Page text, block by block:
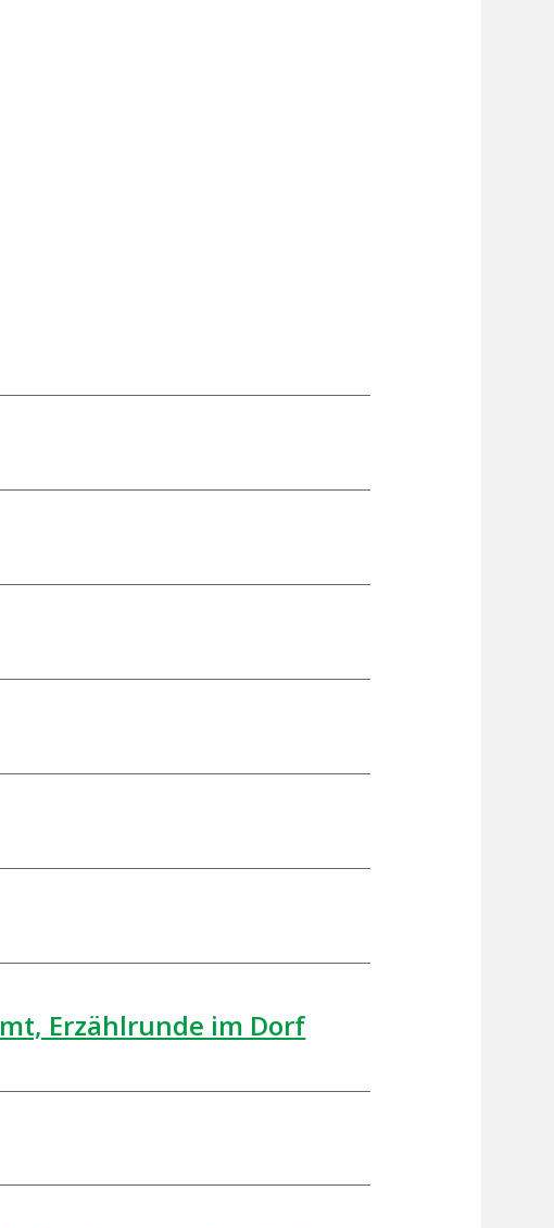
Erzählrunde im Dorf